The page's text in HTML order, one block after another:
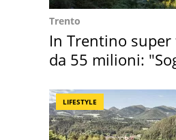
Trento
In Trentino
da 55 milioni:
LIFESTYLE